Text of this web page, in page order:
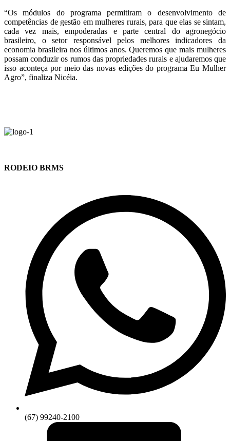
“Os módulos do programa permitiram o desenvolvimento de
competências de gestão em mulheres rurais, para que elas se sintam,
cada vez mais, empoderadas e parte central do agronegócio
brasileiro, o setor responsável pelos melhores indicadores da
economia brasileira nos últimos anos. Queremos que mais mulheres
possam conduzir os rumos das propriedades rurais e ajudaremos que
isso aconteça por meio das novas edições do programa Eu Mulher
Agro”, finaliza Nicéia.
RODEIO BRMS
(67) 99240-2100